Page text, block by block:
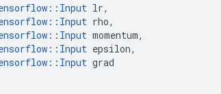
:: Input lr,
:: Input rho,
:: Input momentum,
:: Input epsilon,
:: Input grad